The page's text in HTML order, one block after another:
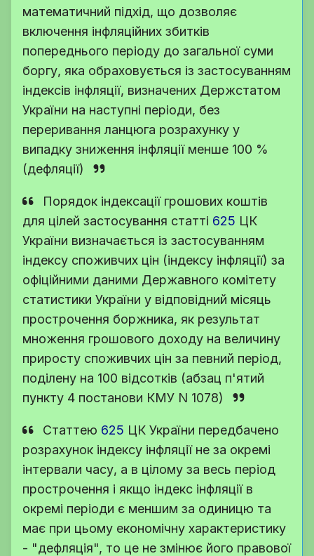
математичний підхід, що дозволяє
включення інфляційних збитків
попереднього періоду до загальної суми
боргу, яка обраховується із застосуванням
індексів інфляції, визначених Держстатом
України на наступні періоди, без
переривання ланцюга розрахунку у
випадку зниження інфляції менше 100 %
(дефляції)
Порядок індексації грошових коштів
для цілей застосування статті 625 ЦК
України визначається із застосуванням
індексу споживчих цін (індексу інфляції) за
офіційними даними Державного комітету
статистики України у відповідний місяць
прострочення боржника, як результат
множення грошового доходу на величину
приросту споживчих цін за певний період,
поділену на 100 відсотків (абзац п'ятий
пункту 4 постанови КМУ N 1078)
Статтею 625 ЦК України передбачено
розрахунок індексу інфляції не за окремі
інтервали часу, а в цілому за весь період
прострочення і якщо індекс інфляції в
окремі періоди є меншим за одиницю та
має при цьому економічну характеристику
- "дефляція", то це не змінює його правової